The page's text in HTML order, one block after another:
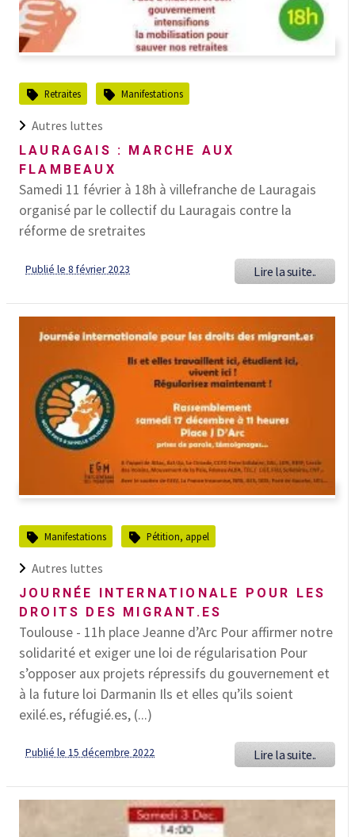
Retraites Manifestations
Autres luttes
LAURAGAIS : MARCHE AUX
FLAMBEAUX
Samedi 11 février à 18h à villefranche de Lauragais
organisé par le collectif du Lauragais contre la
réforme de sretraites
Publié le 8 février 2023 Lire la suite..
Manifestations Pétition, appel
Autres luttes
JOURNÉE INTERNATIONALE POUR LES
DROITS DES MIGRANT.ES
Toulouse - 11h place Jeanne d’Arc Pour affirmer notre
solidarité et exiger une loi de régularisation Pour
s’opposer aux projets répressifs du gouvernement et
à la future loi Darmanin Ils et elles qu’ils soient
exilé.es, réfugié.es, (...)
Publié le 15 décembre 2022 Lire la suite..